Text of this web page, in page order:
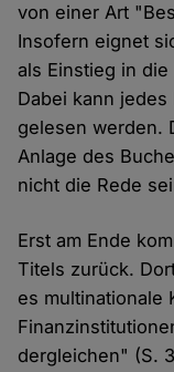
von einer Art
Insofern eignet
als Einstieg in
Dabei kann
gelesen werden.
Anlage des
nicht die Rede
Erst am Ende
Titels zurück.
es multinationale
dergleichen" (S.